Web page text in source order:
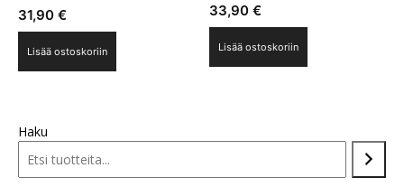
Arvostelu
tuotteesta:
5.00
31,90 €
Lisää ostoskoriin
33,90€
Lisää ostoskoriin
Haku